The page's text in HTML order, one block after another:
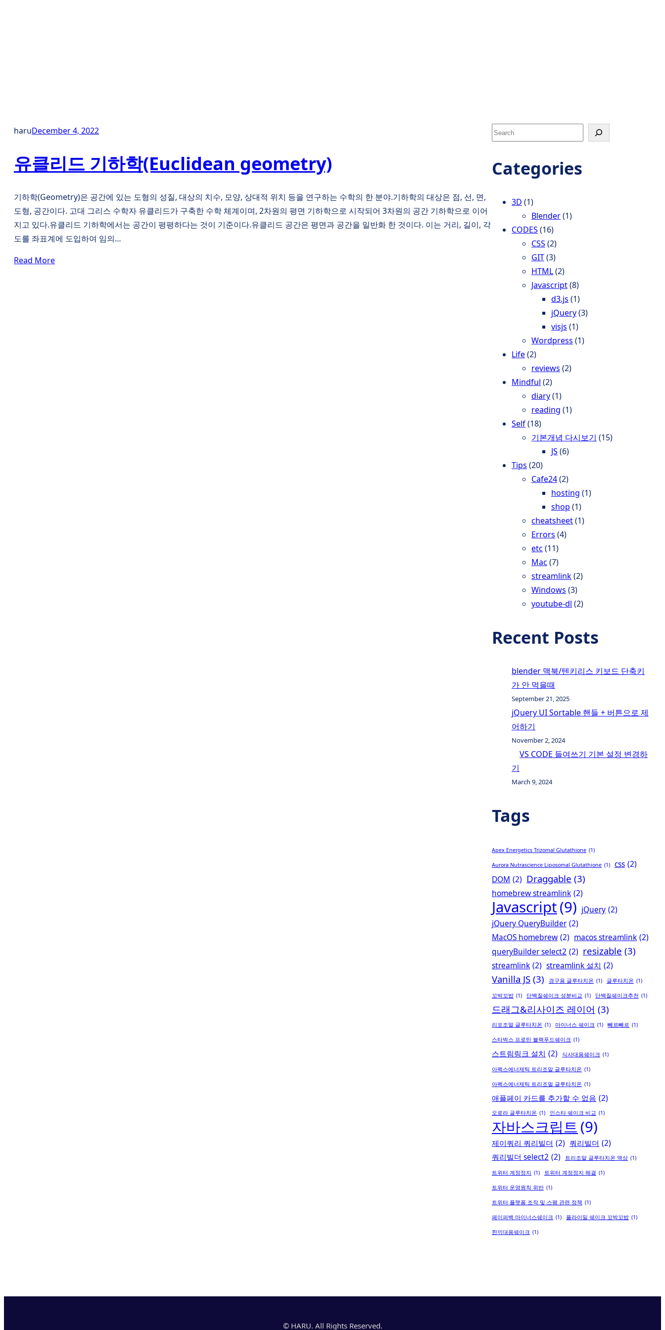
haruDecember 4, 2022
유클리드 기하학(Euclidean geometry)
기하학(Geometry)은 공간에 있는 도형의 성질, 대상의 치수, 모양, 상대적 위치 등을 연구하는 수학의 한 분야.기하학의 대상은 점, 선, 면,
도형, 공간이다. 고대 그리스 수학자 유클리드가 구축한 수학 체계이며, 2차원의 평면 기하학으로 시작되어 3차원의 공간 기하학으로 이어
지고 있다.유클리드 기하학에서는 공간이 평평하다는 것이 기준이다.유클리드 공간은 평면과 공간을 일반화 한 것이다. 이는 거리, 길이, 각
도를 좌표계에 도입하여 임의…
Read More
S
e
rCategories
3D (1)
Blender(1)
CODES (16)
CSS (2)
GIT(3)
HTML(2)
Javascript(8)
d3.js (1)
jQuery(3)
visjs (1)
Wordpress (1)
Life(2)
reviews (2)
Mindful (2)
diary(1)
reading (1)
Self(18)
기본개념 다시보기 (15)
JS (6)
Tips (20)
Cafe24(2)
hosting (1)
shop (1)
cheatsheet(1)
Errors (4)
etc (11)
Mac (7)
streamlink(2)
Windows (3)
youtube-dl (2)
Recent Posts
blender 맥북/텐키리스 키보드 단축키
가 안 먹을때
September 21, 2025
jQuery UI Sortable 핸들 + 버튼으로 제
어하기
November 2, 2024
VS CODE 들여쓰기 기본 설정 변경하
기
March 9, 2024
Tags
Apex Energetics Trizomal Glutathione (1)
Aurora Nutrascience Liposomal Glutathione (1) css (2)
DOM (2) Draggable (3)
homebrew streamlink (2)
Javascript(9) jQuery (2)
jQuery QueryBuilder (2)
MacOS homebrew (2) macos streamlink (2)
queryBuilder select2 (2) resizable (3)
streamlink (2) streamlink 설치 (2)
Vanilla JS (3) 경구용 글루타치온 (1) 글루타치온 (1)
꼬박꼬밥 (1) 단백질쉐이크 성분비교 (1) 단백질쉐이크추천 (1)
드래그&리사이즈 레이어 (3)
리포조멀 글루타치온 (1) 마이너스 쉐이크 (1) 빼르빼르 (1)
스타벅스 프로틴 블랙푸드쉐이크 (1)
스트림링크 설치 (2) 식사대용쉐이크 (1)
아펙스에너제틱 트리조말 글루타치온 (1)
아펙스에너제틱 트리조멀 글루타치온 (1)
애플페이 카드를 추가할 수 없음 (2)
오로라 글루타치온 (1) 인스타 쉐이크 비교 (1)
자바스크립트 (9)
제이쿼리 쿼리빌더 (2) 쿼리빌더 (2)
쿼리빌더 select2 (2) 트리조말 글루타치온 액상 (1)
트위터 계정정지 (1) 트위터 계정정지 해결 (1)
트위터 운영원칙 위반 (1)
트위터 플랫폼 조작 및 스팸 관련 정책 (1)
페이퍼백 마이너스쉐이크 (1) 플라이밀 쉐이크 꼬박꼬밥 (1)
한끼대용쉐이크 (1)
© HARU. All Rights Reserved.